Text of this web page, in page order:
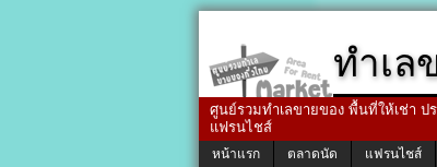
ทำเล
ศูนย์รวมทำเลขายของ พื้นที่ให้เช่า
แฟรนไชส์
หน้าแรก ตลาดนัด แฟรนไชส์